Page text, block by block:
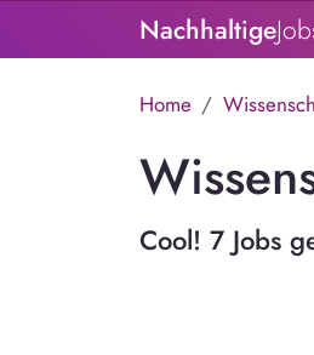
Nachhaltige
Home
Cool! 7 Jobs